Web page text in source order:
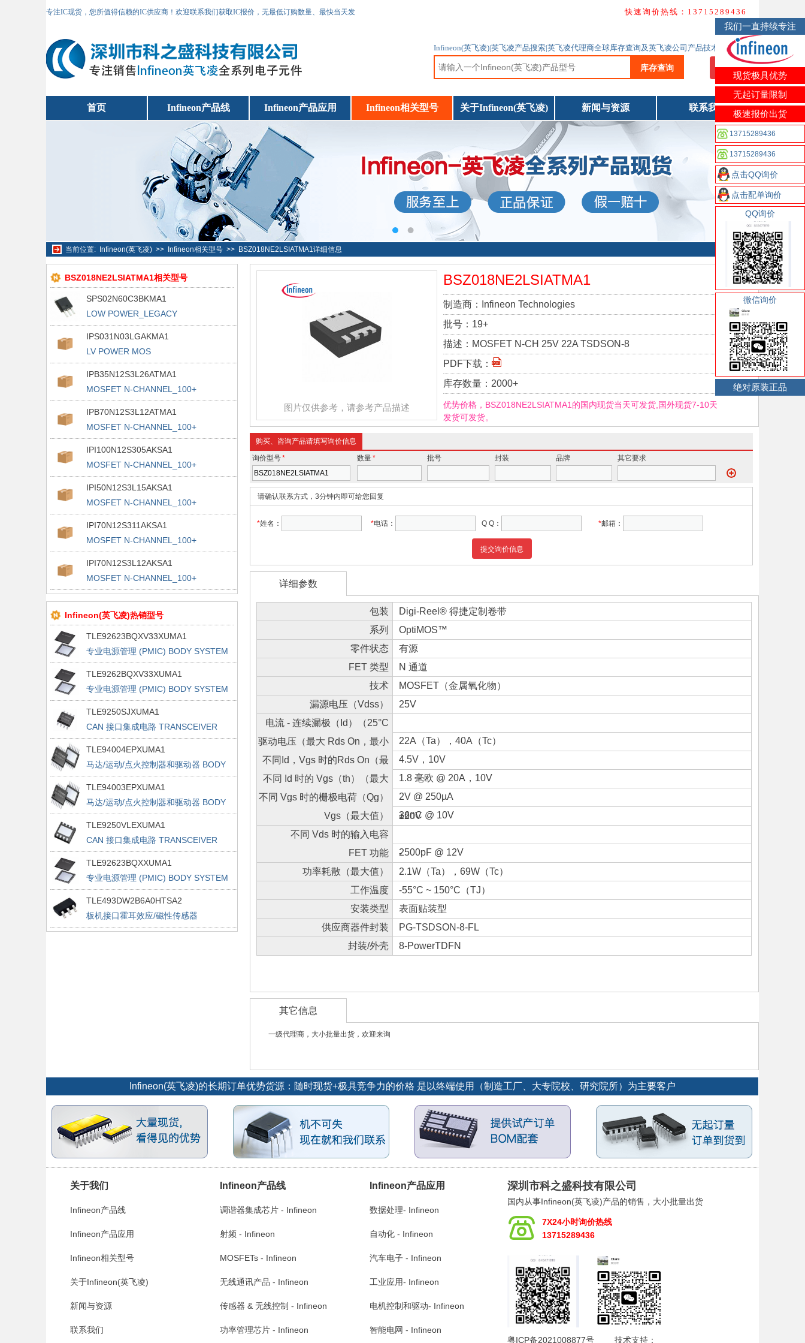
专注IC现货，您所值得信赖的IC供应商！欢迎联系我们获取IC报价，无最低订购数量、最快当天发 快速询价热线：13715289436
Infineon(英飞凌)|英飞凌产品搜索|英飞凌代理商全球库存查询及英飞凌公司产品技术资料下载
库存查询 我要询价
首页 Infineon产品线 Infineon产品应用 Infineon相关型号 关于Infineon(英飞凌) 新闻与资源 联系我们
当前位置: Infineon(英飞凌) >> Infineon相关型号 >> BSZ018NE2LSIATMA1详细信息
BSZ018NE2LSIATMA1相关型号
SPS02N60C3BKMA1
LOW POWER_LEGACY
IPS031N03LGAKMA1
LV POWER MOS
IPB35N12S3L26ATMA1
MOSFET N-CHANNEL_100+
IPB70N12S3L12ATMA1
MOSFET N-CHANNEL_100+
IPI100N12S305AKSA1
MOSFET N-CHANNEL_100+
IPI50N12S3L15AKSA1
MOSFET N-CHANNEL_100+
IPI70N12S311AKSA1
MOSFET N-CHANNEL_100+
IPI70N12S3L12AKSA1
MOSFET N-CHANNEL_100+
Infineon(英飞凌)热销型号
TLE92623BQXV33XUMA1
专业电源管理 (PMIC) BODY SYSTEM
ICS
TLE9262BQXV33XUMA1
专业电源管理 (PMIC) BODY SYSTEM
ICS
TLE9250SJXUMA1
CAN 接口集成电路 TRANSCEIVER
TLE94004EPXUMA1
马达/运动/点火控制器和驱动器 BODY
BRIDGES
TLE94003EPXUMA1
马达/运动/点火控制器和驱动器 BODY
BRIDGES
TLE9250VLEXUMA1
CAN 接口集成电路 TRANSCEIVER
TLE92623BQXXUMA1
专业电源管理 (PMIC) BODY SYSTEM
ICS
TLE493DW2B6A0HTSA2
板机接口霍耳效应/磁性传感器
POSITION&CURRENT SENSORS
图片仅供参考，请参考产品描述
BSZ018NE2LSIATMA1
制造商：
Infineon Technologies
批号： 19+
描述： MOSFET N-CH 25V 22A TSDSON-8
PDF下载：
库存数量： 2000+
优势价格，BSZ018NE2LSIATMA1的国内现货当天可发货,国外现货7-10天
发货可发货。
购买、咨询产品请填写询价信息
询价型号* 数量* 批号 封装 品牌 其它要求
请确认联系方式，3分钟内即可给您回复
*姓名： *电话： Q Q： *邮箱：
提交询价信息
详细参数
包装
Digi-Reel® 得捷定制卷带
系列
OptiMOS™
零件状态
有源
FET 类型
N 通道
技术
MOSFET（金属氧化物）
漏源电压（Vdss）
25V
电流 - 连续漏极（Id）（25°C
时）
22A（Ta），40A（Tc）
驱动电压（最大 Rds On，最小
Rds On）
4.5V，10V
不同Id，Vgs 时的Rds On（最
大值）
1.8 毫欧 @ 20A，10V
不同 Id 时的 Vgs（th）（最大
值）
2V @ 250µA
不同 Vgs 时的栅极电荷（Qg）
（最大值）
36nC @ 10V
Vgs（最大值）
±20V
不同 Vds 时的输入电容
（Ciss）（最大值）
2500pF @ 12V
FET 功能
-
功率耗散（最大值）
2.1W（Ta），69W（Tc）
工作温度
-55°C ~ 150°C（TJ）
安装类型
表面贴装型
供应商器件封装
PG-TSDSON-8-FL
封装/外壳
8-PowerTDFN
其它信息
一级代理商，大小批量出货，欢迎来询
Infineon(英飞凌)的长期订单优势货源：随时现货+极具竞争力的价格 是以终端使用（制造工厂、大专院校、研究院所）为主要客户
关于我们
Infineon产品线
Infineon产品应用
Infineon相关型号
关于Infineon(英飞凌)
新闻与资源
联系我们
Infineon产品线
调谐器集成芯片 - Infineon
射频 - Infineon
MOSFETs - Infineon
无线通讯产品 - Infineon
传感器 & 无线控制 - Infineon
功率管理芯片 - Infineon
Infineon产品应用
数据处理- Infineon
自动化 - Infineon
汽车电子 - Infineon
工业应用- Infineon
电机控制和驱动- Infineon
智能电网 - Infineon
深圳市科之盛科技有限公司
国内从事Infineon(英飞凌)产品的销售，大小批量出货
7X24小时询价热线
13715289436
粤ICP备2021008877号 技术支持：
我们一直持续专注
现货极具优势
无起订量限制
极速报价出货
13715289436
13715289436
点击QQ询价
点击配单询价
QQ询价
微信询价
绝对原装正品